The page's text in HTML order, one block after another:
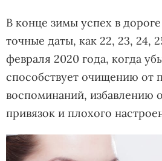
В конце зимы успех в
точные даты, как 22, 23, 24,
февраля 2020 года, когда
способствует очищению от
воспоминаний, избавлению
привязок и плохого